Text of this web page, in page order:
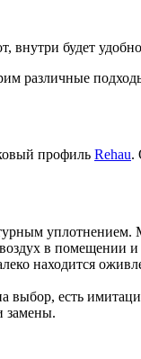
внутри будет
различные
профиль Rehau.
уплотнением.
в помещении
находится
выбор, есть
замены.